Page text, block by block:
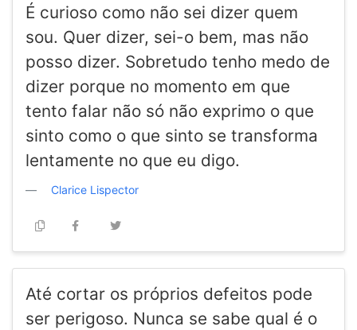
É curioso como não sei dizer quem
sou. Quer dizer, sei-o bem, mas não
posso dizer. Sobretudo tenho medo de
dizer porque no momento em que
tento falar não só não exprimo o que
sinto como o que sinto se transforma
lentamente no que eu digo.
Clarice Lispector
Até cortar os próprios defeitos pode
ser perigoso. Nunca se sabe qual é o